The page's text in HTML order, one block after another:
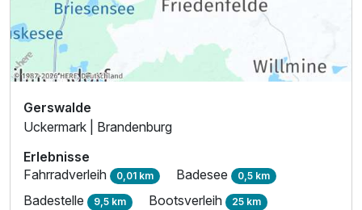
Gerswalde
Uckermark | Brandenburg
Erlebnisse
Fahrradverleih 0,01 km Badesee 0,5 km
Badestelle 9,5 km Bootsverleih 25 km